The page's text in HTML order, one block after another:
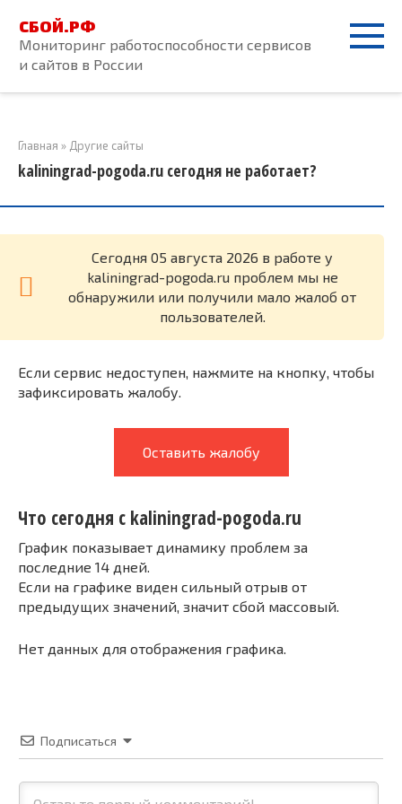
контенту
СБОЙ.РФ
Мониторинг работоспособности сервисов
и сайтов в России
Главная » Другие сайты
kaliningrad-pogoda.ru сегодня не работает?
Cегодня 05 августа 2026 в работе у
kaliningrad-pogoda.ru проблем мы не
обнаружили или получили мало жалоб от
пользователей.
Если сервис недоступен, нажмите на кнопку, чтобы
зафиксировать жалобу.
Оставить жалобу
Что сегодня с kaliningrad-pogoda.ru
График показывает динамику проблем за
последние 14 дней.
Если на графике виден сильный отрыв от
предыдущих значений, значит сбой массовый.
Нет данных для отображения графика.
Подписаться